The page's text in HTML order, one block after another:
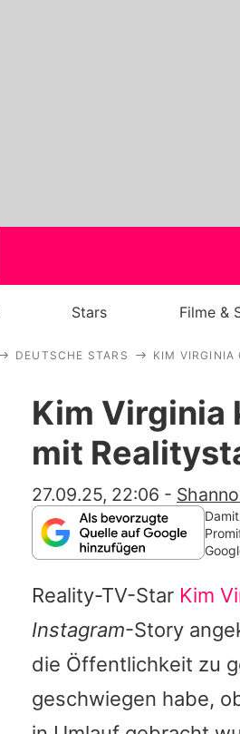
Stars Filme &
DEUTSCHE STARS KIM VIRGINIA
Kim Virginia
mit
27.09.25, 22:06 -
Reality-TV-Star Kim
Instagram-Story
die Öffentlichkeit zu
geschwiegen habe,